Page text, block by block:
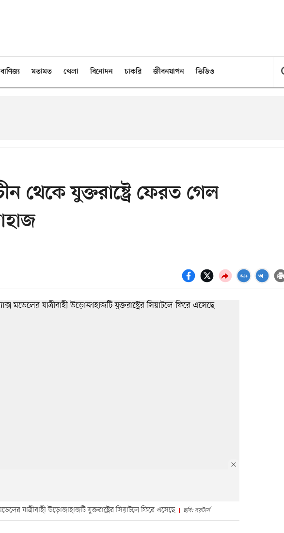
বাণিজ্য মতামত খেলা বিনোদন চাকরি জীবনযাপন ভিডিও
থেকে যুক্তরাষ্ট্রে ফেরত গেল
যাত্রীবাহী উড়োজাহাজটি যুক্তরাষ্ট্রের সিয়াটলে ফিরে এসেছে ছবি: রয়টার্স